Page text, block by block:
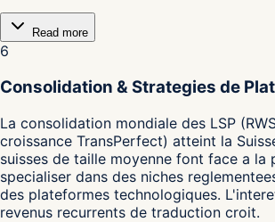
Read more
6
Consolidation & Strategies de
La consolidation mondiale des LSP
croissance TransPerfect) atteint la
suisses de taille moyenne font face a la
specialiser dans des niches
des plateformes technologiques.
revenus recurrents de traduction croit.